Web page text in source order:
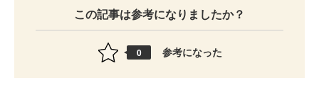
この記事は参考になりましたか？
0 参考になった